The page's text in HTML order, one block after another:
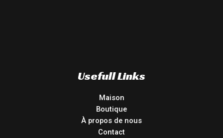
Usefull Links
Maison
Boutique
À propos de nous
Contact